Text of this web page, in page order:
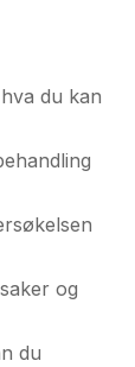
du kan
og
du